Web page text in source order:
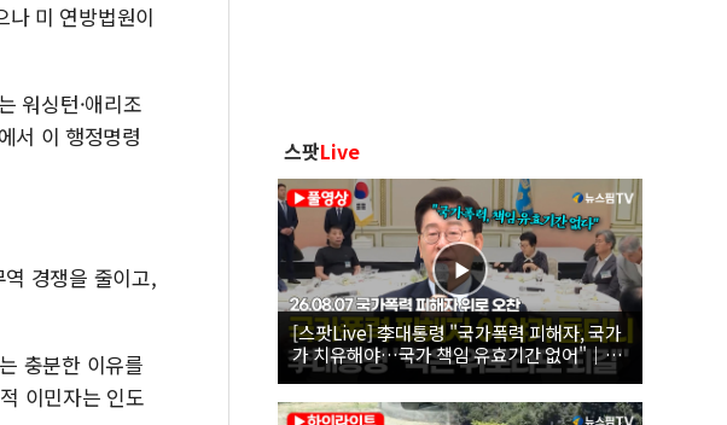
나 미 연방법원이
워싱턴·애리조
서 이 행정명령
경쟁을 줄이고,
충분한 이유를
이민자는 인도
스팟Live
[스팟Live] 李대통령 "국가폭력 피해자, 국가
가 치유해야…국가 책임 유효기간 없어"｜
26.08.07 국가폭력 피해자 위로 오찬